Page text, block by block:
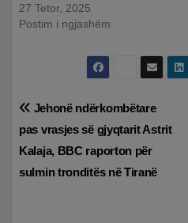
27 Tetor, 2025
Postim i ngjashëm
Lëvizje
te
postimet
Jehonë ndërkombëtare
pas vrasjes së gjyqtarit Astrit
Kalaja, BBC raporton për
sulmin tronditës në Tiranë